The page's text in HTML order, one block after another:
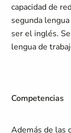
capacidad de
segunda
ser el inglés.
lengua de
Competencias
Además de las